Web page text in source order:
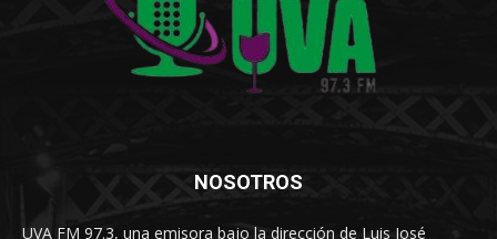
NOSOTROS
UVA FM 97.3, una emisora bajo la dirección de Luis José